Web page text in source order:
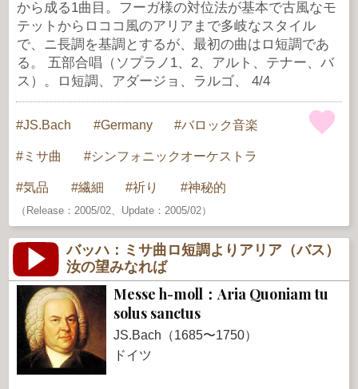
から成る1曲目。フーガ様の対位法が基本で古風なモ
テットからロココ風のアリアまで多岐なスタイル
で、ニ長調を基調とするが、最初の曲はロ短調であ
る。 五部合唱（ソプラノ1、2、アルト、テナー、バ
ス）。ロ短調、アダージョ、ラルゴ、 4/4
JS.Bach Germany バロック音楽
ミサ曲 シンフォニックオーケストラ
気品 繊細 祈り 神秘的
（Release：2005/02、Update：2005/02）
バッハ：ミサ曲ロ短調よりアリア（バス）
汝の望みなれば
Messe h-moll：Aria Quoniam tu
solus sanctus
JS.Bach（1685〜1750）
ドイツ